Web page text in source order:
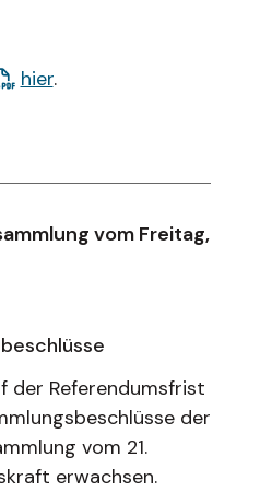
hier.
vom Freitag,
der Referendumsfrist
der
vom 21.
erwachsen.